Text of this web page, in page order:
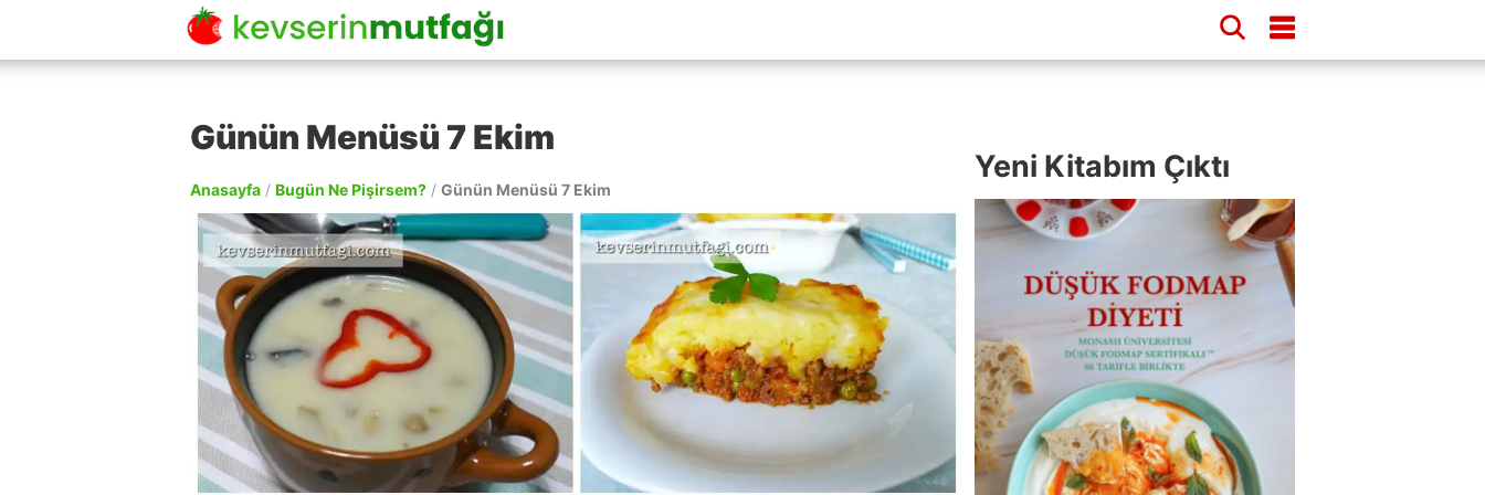
Günün Menüsü 7 Ekim
Anasayfa / Bugün Ne Pişirsem? / Günün Menüsü 7 Ekim
Yeni Kitabım Çıktı